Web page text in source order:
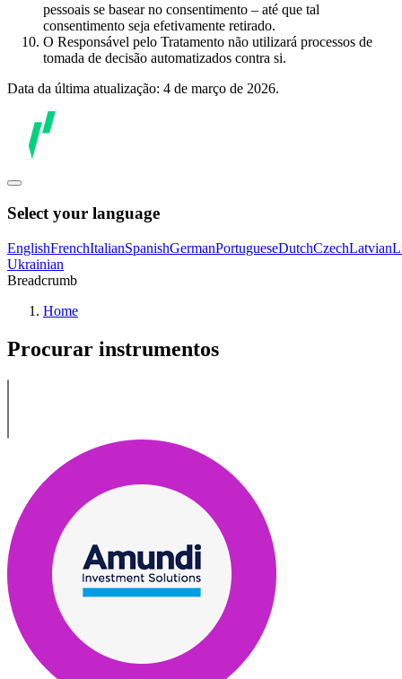
pessoais se basear no consentimento – até que tal
consentimento seja efetivamente retirado.
O Responsável pelo Tratamento não utilizará processos de
tomada de decisão automatizados contra si.
Data da última atualização: 4 de março de 2026.
Select your language
EnglishFrenchItalianSpanishGermanPortugueseDutchCzechLatvian
Ukrainian
Breadcrumb
Home
Procurar instrumentos